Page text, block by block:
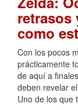
retrasos
como
Con los pocos
prácticamente
de aquí a
deben revelar
Uno de los que